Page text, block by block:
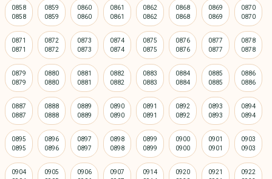
0858 0859 0860 0861 0862 0868 0869 0870
0871 0872 0873 0874 0875 0876 0877 0878
0879 0880 0881 0882 0883 0884 0885 0886
0887 0888 0889 0890 0891 0892 0893 0894
0895 0896 0897 0898 0899 0900 0901 0903
0904 0905 0906 0907 0914 0920 0921 0922